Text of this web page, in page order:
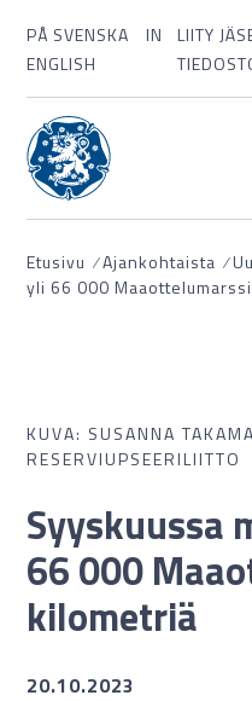
PÅ SVENSKA
IN
ENGLISH
LIITY
Etusivu ⁄Ajankohtaista ⁄
yli 66 000
KUVA: SUSANNA
RESERVIUPSEERILIITTO
Syyskuussa
66 000
kilometriä
20.10.2023